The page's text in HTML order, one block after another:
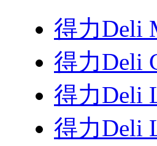
得力Deli
得力Deli
得力Deli
得力Deli